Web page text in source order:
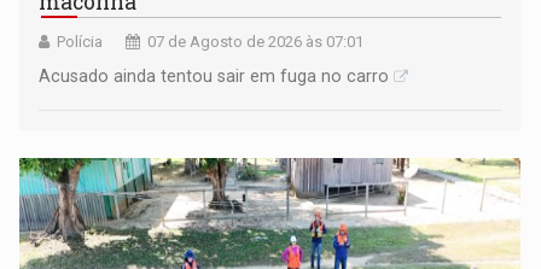
Polícia 07 de Agosto de 2026 às 07:01
Acusado ainda tentou sair em fuga no carro